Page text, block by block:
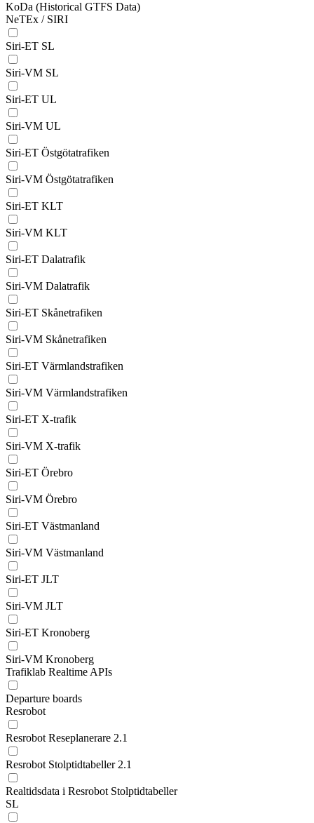
KoDa (Historical GTFS Data)
NeTEx / SIRI
Siri-ET SL
Siri-VM SL
Siri-ET UL
Siri-VM UL
Siri-ET Östgötatrafiken
Siri-VM Östgötatrafiken
Siri-ET KLT
Siri-VM KLT
Siri-ET Dalatrafik
Siri-VM Dalatrafik
Siri-ET Skånetrafiken
Siri-VM Skånetrafiken
Siri-ET Värmlandstrafiken
Siri-VM Värmlandstrafiken
Siri-ET X-trafik
Siri-VM X-trafik
Siri-ET Örebro
Siri-VM Örebro
Siri-ET Västmanland
Siri-VM Västmanland
Siri-ET JLT
Siri-VM JLT
Siri-ET Kronoberg
Siri-VM Kronoberg
Trafiklab Realtime APIs
Departure boards
Resrobot
Resrobot Reseplanerare 2.1
Resrobot Stolptidtabeller 2.1
Realtidsdata i Resrobot Stolptidtabeller
SL